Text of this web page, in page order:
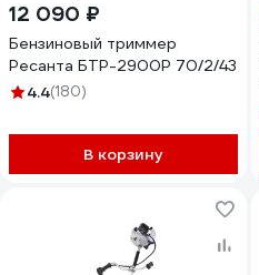
12 090 ₽
Бензиновый триммер
Ресанта БТР-2900Р 70/2/43
4.4(180)
В корзину